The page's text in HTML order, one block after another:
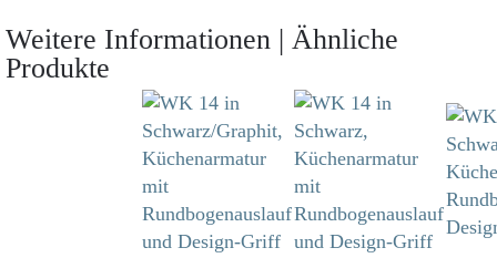
Weitere Informationen | Ähnliche
Produkte